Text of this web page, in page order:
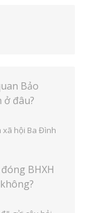
Bảo
ở đâu?
xã hội Ba Đình
BHXH